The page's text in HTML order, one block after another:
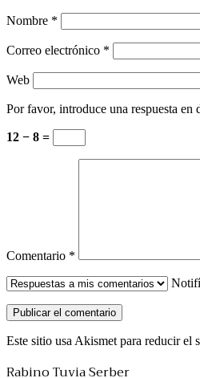
Nombre *
Correo electrónico *
Web
Por favor, introduce una respuesta en
12 − 8 =
Comentario *
Este sitio usa Akismet para reducir el
Rabino Tuvia Serber